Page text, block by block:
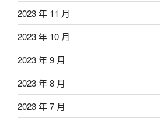
2023 年 11 月
2023 年 10 月
2023 年 9 月
2023 年 8 月
2023 年 7 月